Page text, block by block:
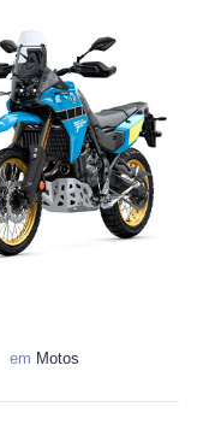
em Motos